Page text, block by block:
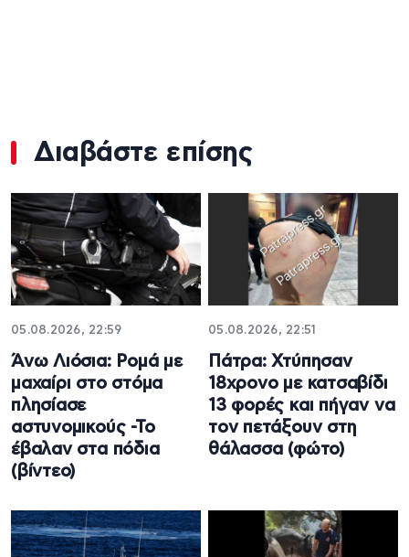
Διαβάστε επίσης
05.08.2026, 22:59
Άνω Λιόσια: Ρομά με
μαχαίρι στο στόμα
πλησίασε
αστυνομικούς -Το
έβαλαν στα πόδια
(βίντεο)
05.08.2026, 22:51
Πάτρα: Χτύπησαν
18χρονο με κατσαβίδι
13 φορές και πήγαν να
τον πετάξουν στη
θάλασσα (φώτο)